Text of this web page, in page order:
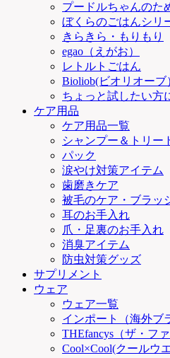
プードルちゃんのた
ぼくらのごはんシリ
きらきら・もりもり
egao（えがお）
レトルトごはん
Bioliob(ビオリオーブ
ちょっと試したい
ケア用品
ケア用品一覧
シャンプー＆トリー
パック
涙やけ対策アイテム
歯磨きケア
被毛のケア・ブラッ
耳のお手入れ
爪・足裏のお手入れ
消臭アイテム
防虫対策グッズ
サプリメント
ウェア
ウェア一覧
インポート（海外ブ
THEfancys（ザ・フ
Cool×Cool(クールウ